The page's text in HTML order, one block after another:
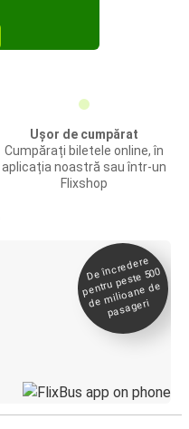
Ușor de cumpărat
Cumpărați biletele online, în
aplicația noastră sau într-un
Flixshop
De încredere
pentru peste 500
de
milioane de
pasageri